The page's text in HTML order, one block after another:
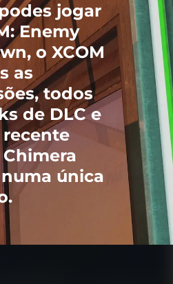
jogar
Enemy
o XCOM
as
todos
de DLC e
Chimera
única